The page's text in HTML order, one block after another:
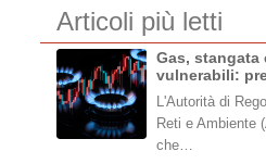
Articoli più letti
Gas,
vulnerabili:
L'Autorità di
Reti e Ambiente
che…